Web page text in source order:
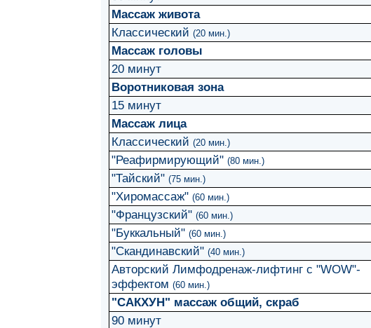
Массаж живота
Классический (20 мин.)
Массаж головы
20 минут
Воротниковая зона
15 минут
Массаж лица
Классический (20 мин.)
"Реафирмирующий" (80 мин.)
"Тайский" (75 мин.)
"Хиромассаж" (60 мин.)
"Французский" (60 мин.)
"Буккальный" (60 мин.)
"Скандинавский" (40 мин.)
Авторский Лимфодренаж-лифтинг с "WOW"-
эффектом (60 мин.)
"САКХУН" массаж общий, скраб
90 минут